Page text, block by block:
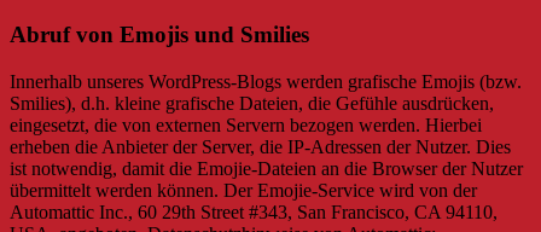
Abruf von Emojis und Smilies
Innerhalb unseres WordPress-Blogs werden grafische Emojis (bzw.
Smilies), d.h. kleine grafische Dateien, die Gefühle ausdrücken,
eingesetzt, die von externen Servern bezogen werden. Hierbei
erheben die Anbieter der Server, die IP-Adressen der Nutzer. Dies
ist notwendig, damit die Emojie-Dateien an die Browser der Nutzer
übermittelt werden können. Der Emojie-Service wird von der
Automattic Inc., 60 29th Street #343, San Francisco, CA 94110,